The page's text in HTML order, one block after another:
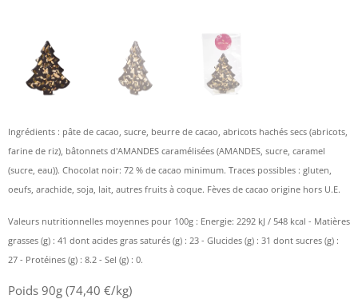
Ingrédients : pâte de cacao, sucre, beurre de cacao, abricots hachés secs (abricots,
farine de riz), bâtonnets d'AMANDES caramélisées (AMANDES, sucre, caramel
(sucre, eau)). Chocolat noir: 72 % de cacao minimum. Traces possibles : gluten,
oeufs, arachide, soja, lait, autres fruits à coque. Fèves de cacao origine hors U.E.
Valeurs nutritionnelles moyennes pour 100g : Energie: 2292 kJ / 548 kcal - Matières
grasses (g) : 41 dont acides gras saturés (g) : 23 - Glucides (g) : 31 dont sucres (g) :
27 - Protéines (g) : 8.2 - Sel (g) : 0.
Poids 90g (74,40 €/kg)